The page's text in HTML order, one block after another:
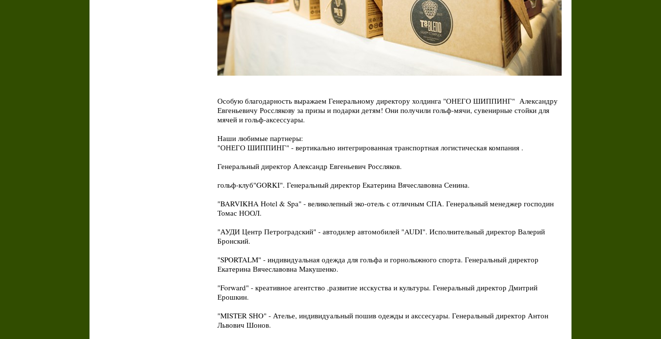
Особую благодарность выражаем Генеральному директору холдинга "ОНЕГО ШИППИНГ" Александру
Евгеньевичу Росслякову за призы и подарки детям! Они получили гольф-мячи, сувенирные стойки для
мячей и гольф-аксессуары.
Наши любимые партнеры:
"ОНЕГО ШИППИНГ" - вертикально интегрированная транспортная логистическая компания .
Генеральный директор Александр Евгеньевич Россляков.
гольф-клуб"GORKI". Генеральный директор Екатерина Вячеславовна Сенина.
"BARVIKHA Hotel & Spa" - великолепный эко-отель с отличным СПА. Генеральный менеджер господин
Томас НООЛ.
"АУДИ Центр Петроградский" - автодилер автомобилей "AUDI". Исполнительный директор Валерий
Бронский.
"SPORTALM" - индивидуальная одежда для гольфа и горнолыжного спорта. Генеральный директор
Екатерина Вячеславовна Макушенко.
"Forward" - креативное агентство ,развитие исскуства и культуры. Генеральный директор Дмитрий
Ерошкин.
"MISTER SHO" - Ателье, индивидуальный пошив одежды и акссесуары. Генеральный директор Антон
Львович Шонов.